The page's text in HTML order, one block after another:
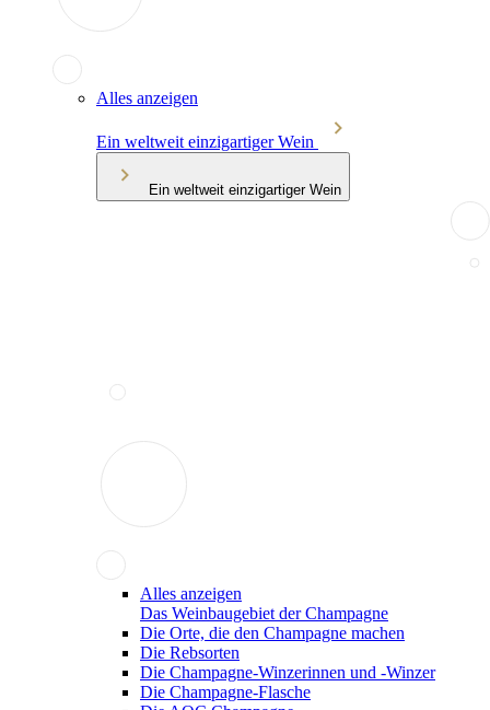
Alles anzeigen
Ein weltweit einzigartiger Wein
Ein weltweit einzigartiger Wein
Alles anzeigen
Das Weinbaugebiet der Champagne
Die Orte, die den Champagne machen
Die Rebsorten
Die Champagne-Winzerinnen und -Winzer
Die Champagne-Flasche